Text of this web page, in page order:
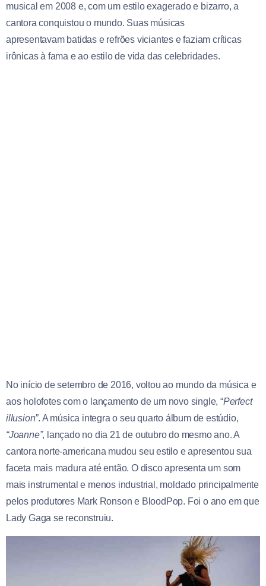
musical em 2008 e, com um estilo exagerado e bizarro, a
cantora conquistou o mundo. Suas músicas
apresentavam batidas e refrões viciantes e faziam críticas
irônicas à fama e ao estilo de vida das celebridades.
No início de setembro de 2016, voltou ao mundo da música e
aos holofotes com o lançamento de um novo single, “Perfect
illusion”. A música integra o seu quarto álbum de estúdio,
“Joanne”, lançado no dia 21 de outubro do mesmo ano. A
cantora norte-americana mudou seu estilo e apresentou sua
faceta mais madura até então. O disco apresenta um som
mais instrumental e menos industrial, moldado principalmente
pelos produtores Mark Ronson e BloodPop. Foi o ano em que
Lady Gaga se reconstruiu.